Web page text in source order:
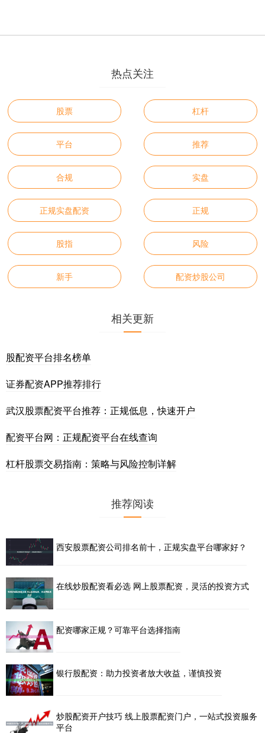
热点关注
股票 杠杆
平台 推荐
合规 实盘
正规实盘配资 正规
股指 风险
新手 配资炒股公司
相关更新
股配资平台排名榜单
证券配资APP推荐排行
武汉股票配资平台推荐：正规低息，快速开户
配资平台网：正规配资平台在线查询
杠杆股票交易指南：策略与风险控制详解
推荐阅读
西安股票配资公司排名前十，正规实盘平台哪家好？
在线炒股配资看必选 网上股票配资，灵活的投资方式
配资哪家正规？可靠平台选择指南
银行股配资：助力投资者放大收益，谨慎投资
炒股配资开户技巧 线上股票配资门户，一站式投资服务
平台